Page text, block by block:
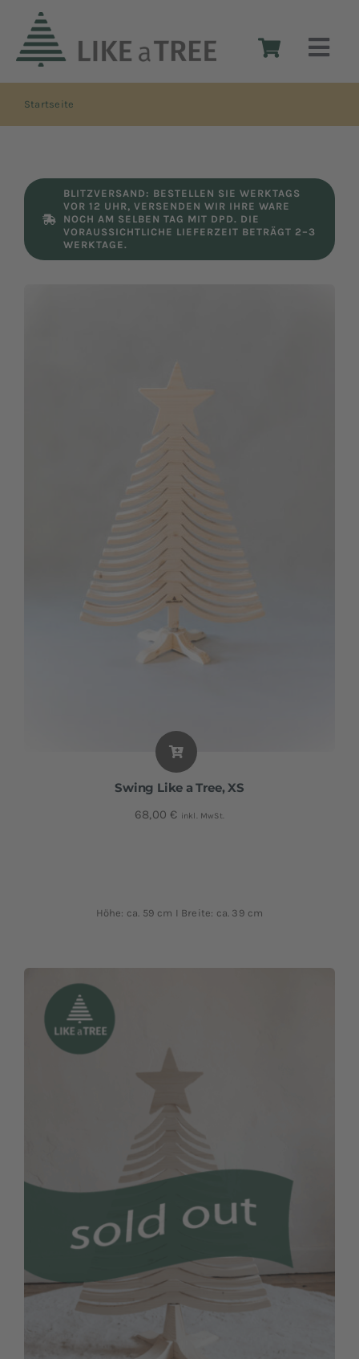
Inhalt
springen
Weihnachtsbäume aus Holz
Das Design
Startseite
BLITZVERSAND: BESTELLEN SIE WERKTAGS
VOR 12 UHR, VERSENDEN WIR IHRE WARE
NOCH AM SELBEN TAG MIT DPD. DIE
VORAUSSICHTLICHE LIEFERZEIT BETRÄGT 2–3
WERKTAGE.
Swing Like a Tree, XS
68,00€ inkl. MwSt.
Höhe: ca. 59 cm I Breite: ca. 39 cm